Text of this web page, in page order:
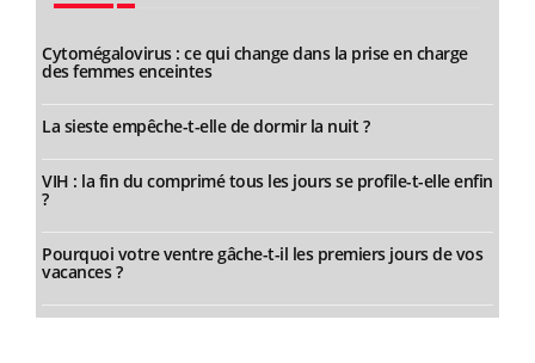
Cytomégalovirus : ce qui change dans la prise en charge
des femmes enceintes
La sieste empêche-t-elle de dormir la nuit ?
VIH : la fin du comprimé tous les jours se profile-t-elle enfin
?
Pourquoi votre ventre gâche-t-il les premiers jours de vos
vacances ?